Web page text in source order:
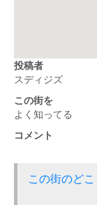
投稿者
スディジズ
この街を
よく知ってる
コメント
この街のど